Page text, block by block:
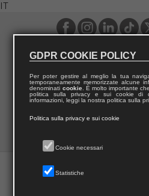
IT
GDPR COOKIE POLICY
Per poter gestire al meglio la tua
temporaneamente memorizzate alcune
denominati cookie. È molto importante
politica sulla privacy e sui cookie di
informazioni, leggi la nostra politica sulla
Politica sulla privacy e sui cookie
Cookie necessari
Statistiche